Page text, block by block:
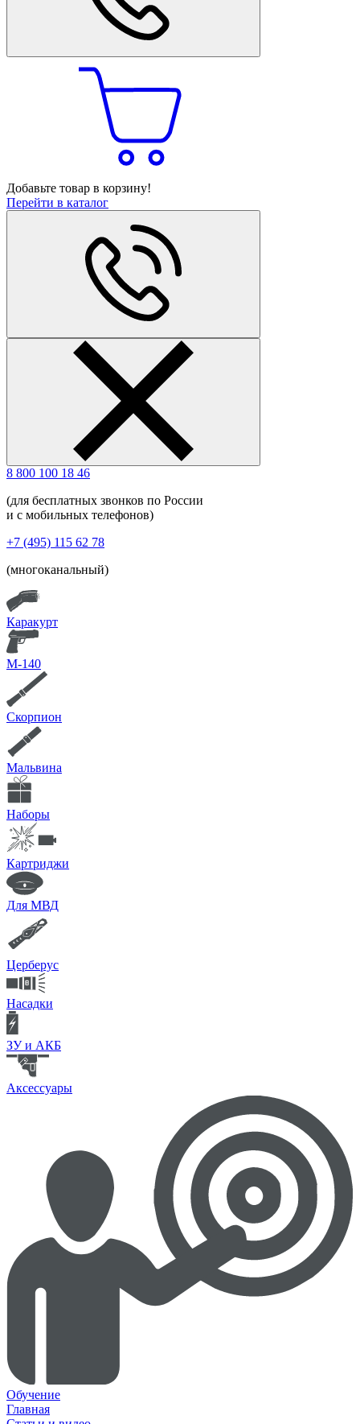
Добавьте товар в корзину!
Перейти в каталог
8 800 100 18 46
(для бесплатных звонков по России
и с мобильных телефонов)
+7 (495) 115 62 78
(многоканальный)
Каракурт
М-140
Скорпион
Мальвина
Наборы
Картриджи
Для МВД
Церберус
Насадки
ЗУ и АКБ
Аксессуары
Обучение
Главная